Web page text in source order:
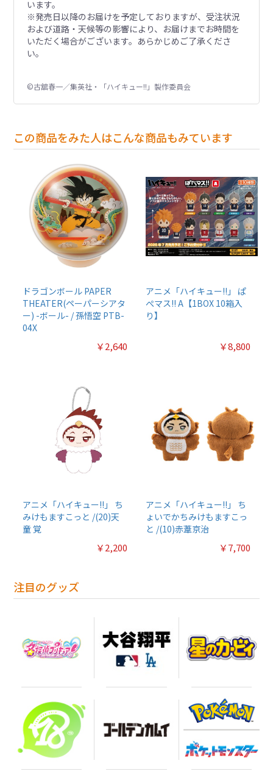
います。
※発売日以降のお届けを予定しておりますが、受注状況
および道路・天候等の影響により、お届けまでお時間を
いただく場合がございます。あらかじめご了承くださ
い。
©古舘春一／集英社・「ハイキュー!!」製作委員会
この商品をみた人はこんな商品もみています
ドラゴンボール PAPER
THEATER(ペーパーシアタ
ー) -ボール- / 孫悟空 PTB-
04X
￥2,640
アニメ「ハイキュー!!」 ぱ
ぺマス!! A【1BOX 10箱入
り】
￥8,800
アニメ「ハイキュー!!」 ち
みけもますこっと /(20)天
童 覚
￥2,200
アニメ「ハイキュー!!」 ち
ょいでかちみけもますこっ
と /(10)赤葦京治
￥7,700
注目のグッズ